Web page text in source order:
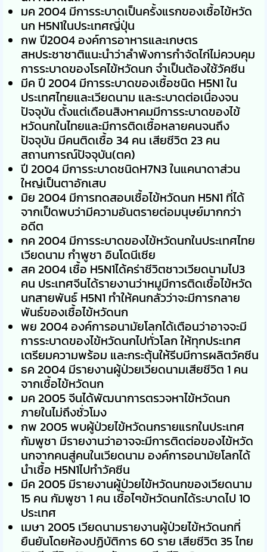
มค 2004 มีการระบาดเป็นครั้งแรกของเชื้อไข้หวัด
นก H5N1ในประเทศญี่ปุ่น
กพ ปี2004 องค์การอาหารและเกษตร
สหประชาชาติแนะนำว่าลำพังการกำจัดไก่ไม่ควบคุม
การระบาดของโรคไข้หวัดนก จำเป็นต้องใช้วัคซีน
มีค ปี 2004 มีการระบาดของเชื้อชนิด H5N1 ใน
ประเทศไทยและเวียดนาม และระบาดต่อเนื่องจน
ปัจจุบัน ตั้งแต่เดือนสิงหาคมมีการระบาดของไข้
หวัดนกในไทยและมีการติดเชื้อหลายคนจนถึง
ปัจจุบัน มีคนติดเชื้อ 34 คน เสียชีวิต 23 คน
สถานการณ์ปัจจุบัน(ตค)
ปี 2004 มีการระบาดชนิดH7N3 ในแคนาดาส่วน
ใหญ่เป็นตาอักเสบ
มิย 2004 มีการทดสอบเชื้อไข้หวัดนก H5N1 ที่ได้
จากเป็ดพบว่ามีความอันตรายต่อมนุษย์มากกว่า
อดีต
กค 2004 มีการระบาดของไข้หวัดนกในประเทศไทย
เวียดนาม กำพูชา อินโดนีเซีย
สค 2004 เชื้อ H5N1ได้คร่าชีวิตชาวเวียดนามไป3
คน ประเทศจีนได้รายงานว่าหมูมีการติดเชื้อไข้หวัด
นกสายพันธ์ H5N1 ทำให้คนกลัวว่าจะมีการกลาย
พันธ์ของเชื้อไข้หวัดนก
พย 2004 องค์การอนามัยโลกได้เตือนว่าอาจจะมี
การระบาดของไข้หวัดนกไปทั่วโลก ให้ทุกประเทศ
เตรียมความพร้อม และกระตุ้นให้รีบมีการผลิตวัคซีน
ธค 2004 มีรายงานผู้ป่วยเวียดนามเสียชีวิต 1 คน
จากเชื้อไข้หวัดนก
มค 2005 จีนได้พัฒนาการตรวจหาไข้หวัดนก
ภายในไม่ถึงชั่วโมง
กพ 2005 พบผู้ป่วยไข้หวัดนกรายแรกในประเทศ
กัมพูชา มีรายงานว่าอาจจะมีการติดต่อของไข้หวัด
นกจากคนสู่คนในเวียดนาม องค์การอนามัยโลกได้
นำเชื้อ H5N1ไปทำวัคซีน
มีค 2005 มีรายงานผู้ป่วยไข้หวัดนกของเวียดนาม
15 คน กัมพูชา 1 คน เชื้อไๆข้หวัดนกได้ระบาดไป 10
ประเทศ
เมษา 2005 เวียดนามรายงานผู้ป่วยไข้หวัดนกที่
ยืนยันโดยห้องปฏิบัติการ 60 ราย เสียชีวิต 35 ไทย